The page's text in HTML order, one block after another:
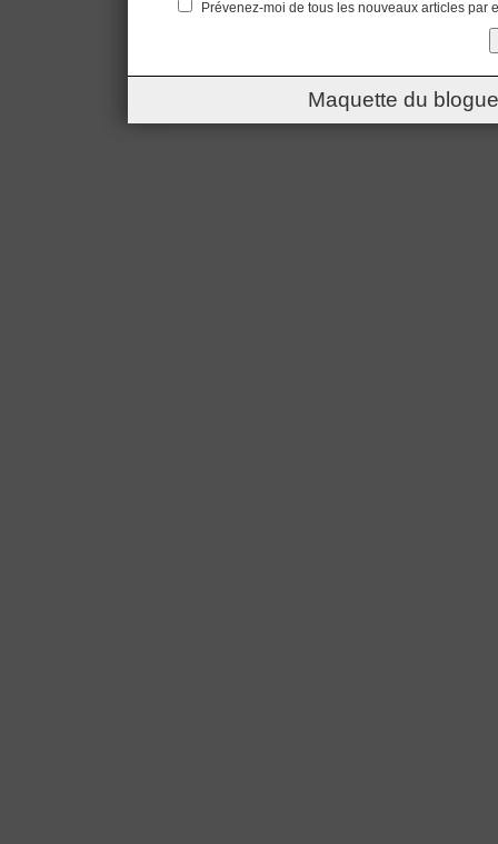
Prévenez-moi de tous les nouveaux articles par
Maquette du